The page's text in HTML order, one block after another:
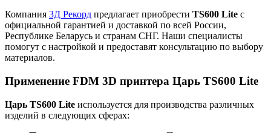
Компания 3Д Рекорд предлагает приобрести TS600 Lite с
официальной гарантией и доставкой по всей России,
Республике Беларусь и странам СНГ. Наши специалисты
помогут с настройкой и предоставят консультацию по выбору
материалов.
Применение FDM 3D принтера Царь TS600 Lite
Царь TS600 Lite используется для производства различных
изделий в следующих сферах: